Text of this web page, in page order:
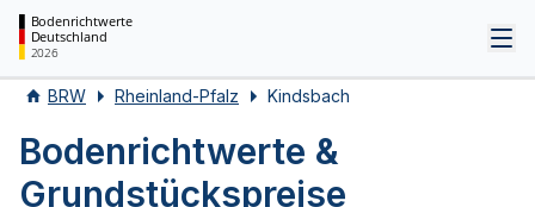
Bodenrichtwerte
Deutschland
2026
BRW Rheinland-Pfalz Kindsbach
Bodenrichtwerte &
Grundstückspreise